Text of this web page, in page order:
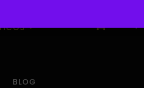
BLOG